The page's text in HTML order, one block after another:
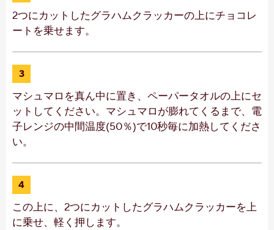
2つにカットしたグラハムクラッカーの上にチョコレ
ートを乗せます。
3
マシュマロを真ん中に置き、ペーパータオルの上にセ
ットしてください。マシュマロが膨れてくるまで、電
子レンジの中間温度(50％)で10秒毎に加熱してくださ
い。
4
この上に、2つにカットしたグラハムクラッカーを上
に乗せ、軽く押します。